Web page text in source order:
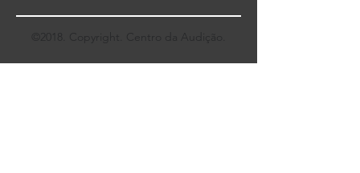
©2018. Copyright. Centro da Audição.